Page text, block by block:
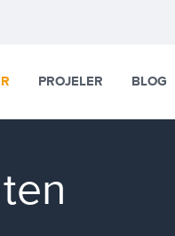
PROJELER BLOG